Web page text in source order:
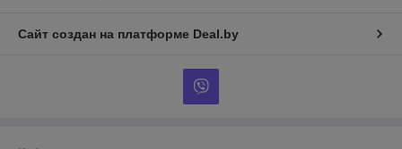
Сайт создан на платформе Deal.by